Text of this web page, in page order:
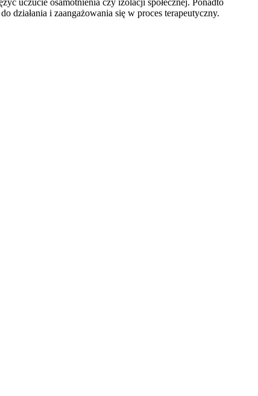
i zaangażowania się w proces terapeutyczny.